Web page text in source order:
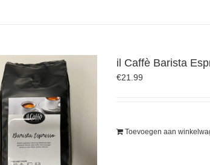
il Caffè Barista
€21.99
Toevoegen aan